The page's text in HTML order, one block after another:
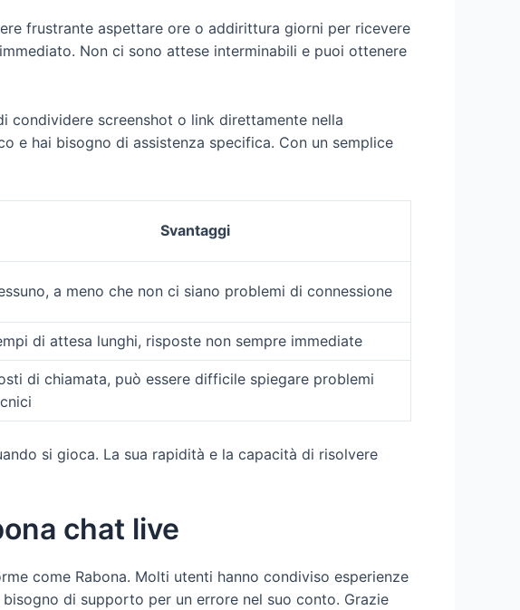
frustrante aspettare ore o addirittura giorni per ricevere
Non ci sono attese interminabili e puoi ottenere
screenshot o link direttamente nella
e hai bisogno di assistenza specifica. Con un semplice
Svantaggi
a meno che non ci siano problemi di connessione
di attesa lunghi, risposte non sempre immediate
di chiamata, può essere difficile spiegare problemi
si gioca. La sua rapidità e la capacità di risolvere
chat live
come Rabona. Molti utenti hanno condiviso esperienze
di supporto per un errore nel suo conto. Grazie